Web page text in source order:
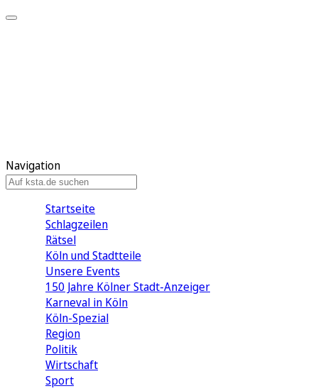
Navigation
Startseite
Schlagzeilen
Rätsel
Köln und Stadtteile
Unsere Events
150 Jahre Kölner Stadt-Anzeiger
Karneval in Köln
Köln-Spezial
Region
Politik
Wirtschaft
Sport